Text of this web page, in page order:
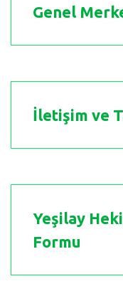
Genel
İletişim ve
Yeşilay
Formu